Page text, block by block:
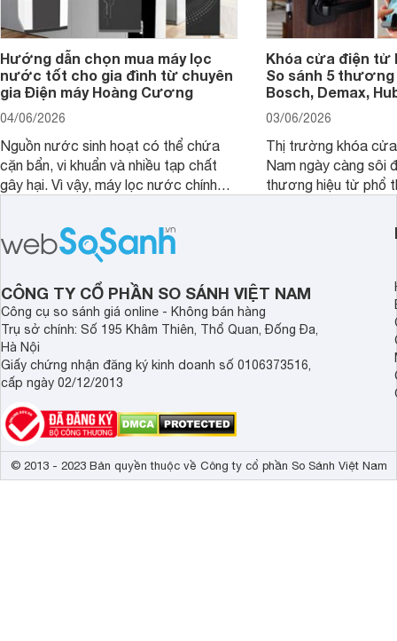
Hướng dẫn chọn mua máy lọc
nước tốt cho gia đình từ chuyên
gia Điện máy Hoàng Cương
04/06/2026
Nguồn nước sinh hoạt có thể chứa
cặn bẩn, vi khuẩn và nhiều tạp chất
gây hại. Vì vậy, máy lọc nước chính
sức khỏe và đảm bảo nguồn nước
sạch cho cả gia đình.
Khóa cửa điện tử
So sánh 5 thương
Bosch, Demax,
03/06/2026
Thị trường khóa
Nam ngày càng sôi
thương hiệu từ phổ
cửa điện tử hãng
sẽ so sánh 5
Demax, Hubert và
CÔNG TY CỔ PHẦN SO SÁNH VIỆT NAM
Công cụ so sánh giá online - Không bán hàng
Trụ sở chính: Số 195 Khâm Thiên, Thổ Quan, Đống Đa,
Hà Nội
Giấy chứng nhận đăng ký kinh doanh số 0106373516,
cấp ngày 02/12/2013
© 2013 - 2023 Bản quyền thuộc về Công ty cổ phần So Sánh Việt Nam